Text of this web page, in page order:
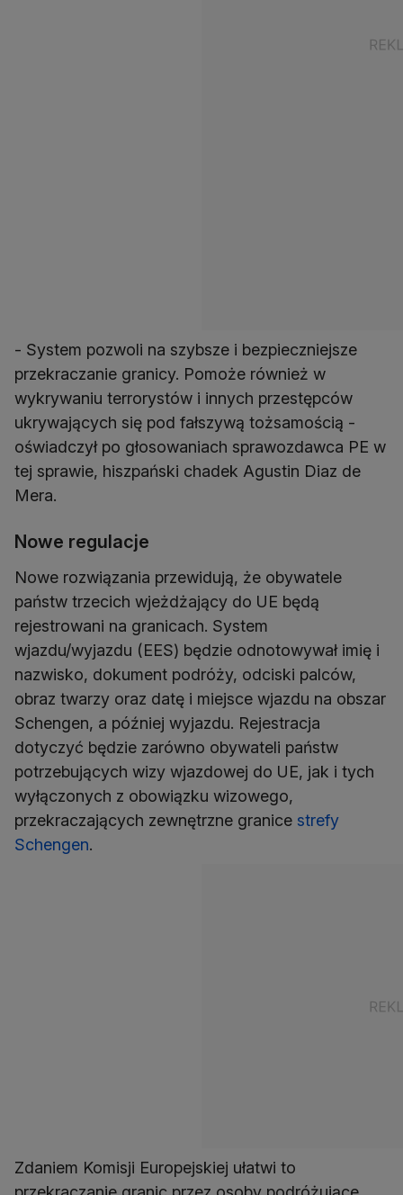
- System pozwoli na szybsze i bezpieczniejsze
przekraczanie granicy. Pomoże również w
wykrywaniu terrorystów i innych przestępców
ukrywających się pod fałszywą tożsamością -
oświadczył po głosowaniach sprawozdawca PE w
tej sprawie, hiszpański chadek Agustin Diaz de
Mera.
Nowe regulacje
Nowe rozwiązania przewidują, że obywatele
państw trzecich wjeżdżający do UE będą
rejestrowani na granicach. System
wjazdu/wyjazdu (EES) będzie odnotowywał imię i
nazwisko, dokument podróży, odciski palców,
obraz twarzy oraz datę i miejsce wjazdu na obszar
Schengen, a później wyjazdu. Rejestracja
dotyczyć będzie zarówno obywateli państw
potrzebujących wizy wjazdowej do UE, jak i tych
wyłączonych z obowiązku wizowego,
przekraczających zewnętrzne granice strefy
Schengen.
Zdaniem Komisji Europejskiej ułatwi to